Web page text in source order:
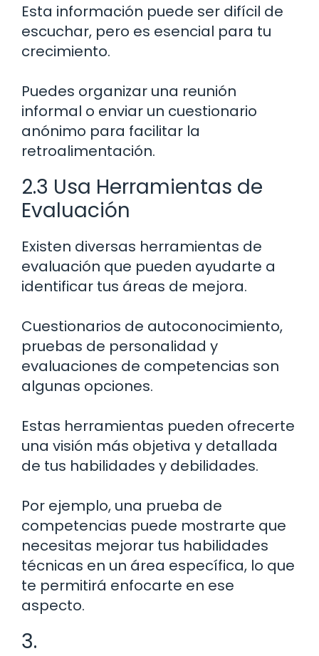
Esta información puede ser difícil de
escuchar, pero es esencial para tu
crecimiento.
Puedes organizar una reunión
informal o enviar un cuestionario
anónimo para facilitar la
retroalimentación.
2.3 Usa Herramientas de
Evaluación
Existen diversas herramientas de
evaluación que pueden ayudarte a
identificar tus áreas de mejora.
Cuestionarios de autoconocimiento,
pruebas de personalidad y
evaluaciones de competencias son
algunas opciones.
Estas herramientas pueden ofrecerte
una visión más objetiva y detallada
de tus habilidades y debilidades.
Por ejemplo, una prueba de
competencias puede mostrarte que
necesitas mejorar tus habilidades
técnicas en un área específica, lo que
te permitirá enfocarte en ese
aspecto.
3.